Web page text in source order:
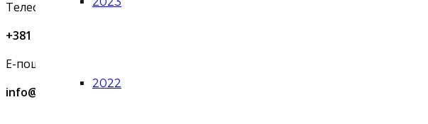
2022
Телефон
+381 11 2637 565
Е-пошта
info@zaprokul.org.rs